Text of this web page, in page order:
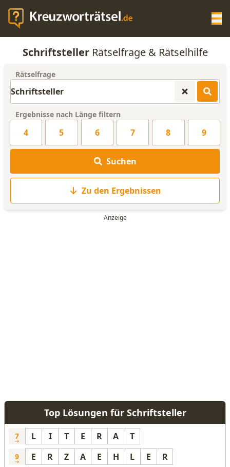
KREUZWORTRÄTSEL-HILFE
WORTLISTE
SchriftstellerRätselfrage & Rätselhilfe
Rätselfrage
Ergebnisse nach Länge filtern
4 5 6 7 8 9
Suchen
Zu den Ergebnissen
Top Lösungen für Schriftsteller
7 L I T E R A T
9 E R Z A E H L E R